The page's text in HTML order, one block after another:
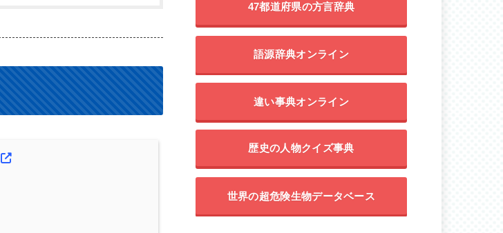
47都道府県の方言辞典
語源辞典オンライン
違い事典オンライン
歴史の人物クイズ事典
世界の超危険生物データベース